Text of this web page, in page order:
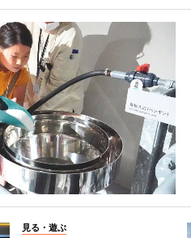
見る・遊ぶ